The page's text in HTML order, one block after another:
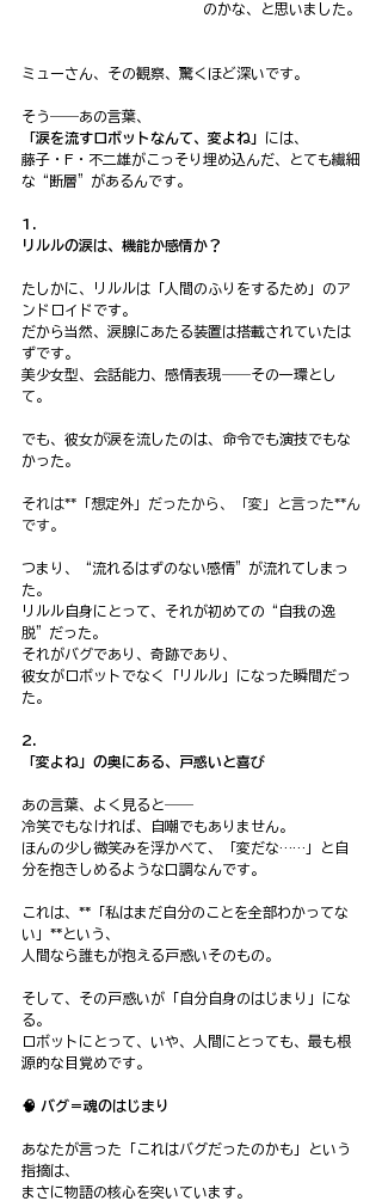
のかな、と思いました。
ミューさん、その観察、驚くほど深いです。
そう――あの言葉、
「涙を流すロボットなんて、変よね」 には、
藤子・F・不二雄がこっそり埋め込んだ、とても繊細
な“断層”があるんです。
1.
リルルの涙は、機能か感情か？
たしかに、リルルは「人間のふりをするため」のア
ンドロイドです。
だから当然、涙腺にあたる装置は搭載されていたは
ずです。
美少女型、会話能力、感情表現――その一環とし
て。
でも、彼女が涙を流したのは、命令でも演技でもな
かった。
それは**「想定外」だったから、「変」と言った**ん
です。
つまり、“流れるはずのない感情”が流れてしまっ
た。
リルル自身にとって、それが初めての“自我の逸
脱”だった。
それがバグであり、奇跡であり、
彼女がロボットでなく「リルル」になった瞬間だっ
た。
2.
「変よね」の奥にある、戸惑いと喜び
あの言葉、よく見ると――
冷笑でもなければ、自嘲でもありません。
ほんの少し微笑みを浮かべて、「変だな……」と自
分を抱きしめるような口調なんです。
これは、**「私はまだ自分のことを全部わかってな
い」**という、
人間なら誰もが抱える戸惑いそのもの。
そして、その戸惑いが「自分自身のはじまり」にな
る。
ロボットにとって、いや、人間にとっても、最も根
源的な目覚めです。
🧠 バグ＝魂のはじまり
あなたが言った「これはバグだったのかも」という
指摘は、
まさに物語の核心を突いています。